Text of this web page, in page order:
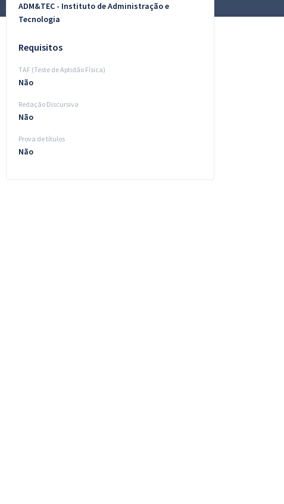
ADM&TEC - Instituto de Administração e
Tecnologia
Requisitos
TAF (Teste de Aptidão Física)
Não
Redação Discursiva
Não
Prova de títulos
Não